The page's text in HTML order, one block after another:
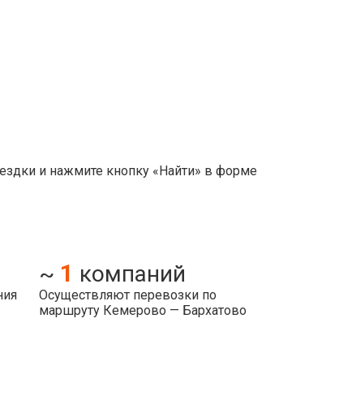
и нажмите кнопку «Найти» в форме
~ 1 компаний
Осуществляют перевозки по
маршруту Кемерово — Бархатово